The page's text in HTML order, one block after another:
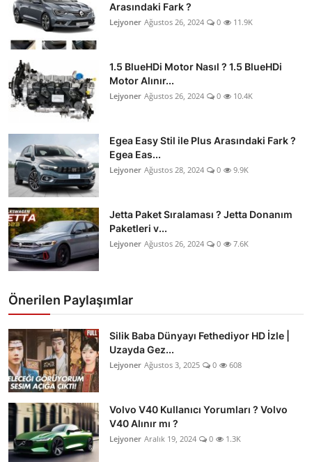
Arasındaki Fark ?
Lejyoner Ağustos 26, 2024 0 11.9K
1.5 BlueHDi Motor Nasıl ? 1.5 BlueHDi
Motor Alınır...
Lejyoner Ağustos 26, 2024 0 10.4K
Egea Easy Stil ile Plus Arasındaki Fark ?
Egea Eas...
Lejyoner Ağustos 28, 2024 0 9.9K
Jetta Paket Sıralaması ? Jetta Donanım
Paketleri v...
Lejyoner Ağustos 26, 2024 0 7.6K
Önerilen Paylaşımlar
Silik Baba Dünyayı Fethediyor HD İzle |
Uzayda Gez...
Lejyoner Ağustos 3, 2025 0 608
Volvo V40 Kullanıcı Yorumları ? Volvo
V40 Alınır mı ?
Lejyoner Aralık 19, 2024 0 1.3K